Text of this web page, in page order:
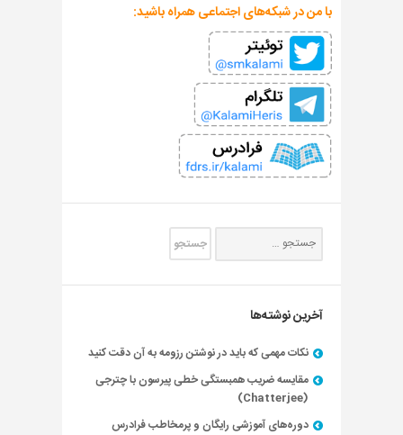
با من در شبکه‌های اجتماعی همراه باشید:
آخرین نوشته‌ها
نکات مهمی که باید در نوشتن رزومه به آن دقت کنید
مقایسه ضریب همبستگی خطی پیرسون با چترجی
(Chatterjee)
دوره‌های آموزشی رایگان و پرمخاطب فرادرس